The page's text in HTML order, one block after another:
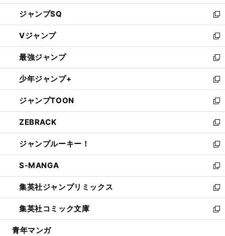
し
い
ウ
ィ
ン
ド
ウ
で
開
く
ジャンプSQ
新
し
い
ウ
ィ
ン
ド
ウ
で
開
く
Vジャンプ
新
し
い
ウ
ィ
ン
ド
ウ
で
開
く
最強ジャンプ
新
し
い
ウ
ィ
ン
ド
ウ
で
開
く
少年ジャンプ+
新
し
い
ウ
ィ
ン
ド
ウ
で
開
く
ジャンプTOON
新
し
い
ウ
ィ
ン
ド
ウ
で
開
く
ZEBRACK
新
し
い
ウ
ィ
ン
ド
ウ
で
開
ジャンプルーキー！
新
し
い
ウ
ィ
ン
ド
ウ
S-MANGA
新
し
い
ウ
ィ
ン
集英社ジャンプリミックス
新
し
い
ウ
集英社コミック文庫
新
し
青年マンガ